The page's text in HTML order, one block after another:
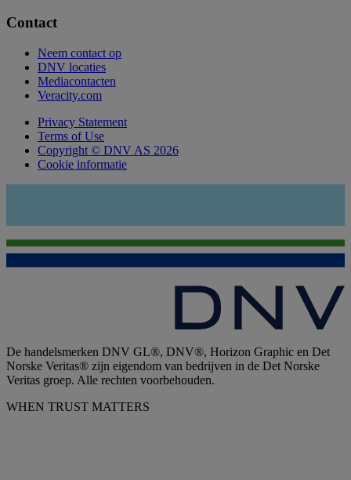
Contact
Neem contact op
DNV locaties
Mediacontacten
Veracity.com
Privacy Statement
Terms of Use
Copyright © DNV AS 2026
Cookie informatie
De handelsmerken DNV GL®, DNV®, Horizon Graphic en Det
Norske Veritas® zijn eigendom van bedrijven in de Det Norske
Veritas groep. Alle rechten voorbehouden.
WHEN TRUST MATTERS